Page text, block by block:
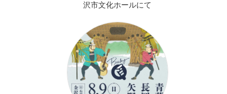
沢市文化ホールにて